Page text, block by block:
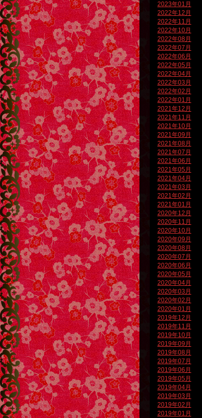
2023年01月
2022年12月
2022年11月
2022年10月
2022年08月
2022年07月
2022年06月
2022年05月
2022年04月
2022年03月
2022年02月
2022年01月
2021年12月
2021年11月
2021年10月
2021年09月
2021年08月
2021年07月
2021年06月
2021年05月
2021年04月
2021年03月
2021年02月
2021年01月
2020年12月
2020年11月
2020年10月
2020年09月
2020年08月
2020年07月
2020年06月
2020年05月
2020年04月
2020年03月
2020年02月
2020年01月
2019年12月
2019年11月
2019年10月
2019年09月
2019年08月
2019年07月
2019年06月
2019年05月
2019年04月
2019年03月
2019年02月
2019年01月